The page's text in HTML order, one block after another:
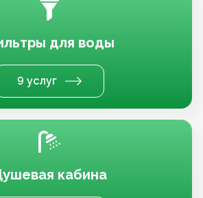
для воды
9 услуг
кабина